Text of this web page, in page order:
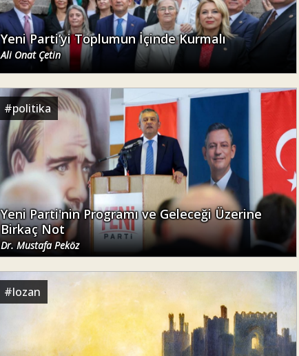
Yeni Parti’yi Toplumun İçinde Kurmalı
Ali Onat Çetin
#politika
Yeni Parti'nin Programı ve Geleceği Üzerine
Birkaç Not
Dr. Mustafa Peköz
#lozan